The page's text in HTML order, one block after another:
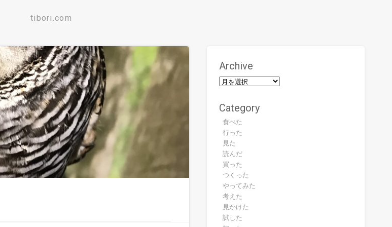
tibori.com
Archive
Category
食べた
行った
見た
読んだ
買った
つくった
やってみた
考えた
見かけた
試した